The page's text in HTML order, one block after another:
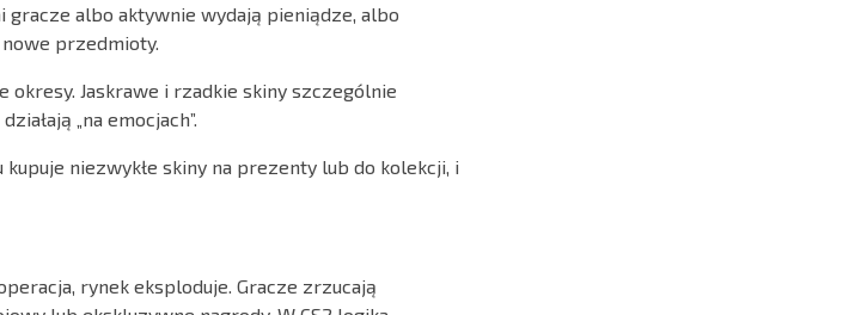
gracze albo aktywnie wydają pieniądze, albo
przedmioty.
okresy. Jaskrawe i rzadkie skiny szczególnie
„na emocjach”.
niezwykłe skiny na prezenty lub do kolekcji, i
rynek eksploduje. Gracze zrzucają